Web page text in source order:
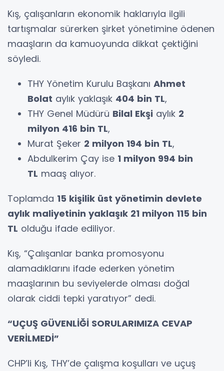
Kış, çalışanların ekonomik haklarıyla ilgili
tartışmalar sürerken şirket yönetimine ödenen
maaşların da kamuoyunda dikkat çektiğini
söyledi.
THY Yönetim Kurulu Başkanı Ahmet
Bolat aylık yaklaşık 404 bin TL,
THY Genel Müdürü Bilal Ekşi aylık 2
milyon 416 bin TL,
Murat Şeker 2 milyon 194 bin TL,
Abdulkerim Çay ise 1 milyon 994 bin
TL maaş alıyor.
Toplamda 15 kişilik üst yönetimin devlete
aylık maliyetinin yaklaşık 21 milyon 115 bin
TL olduğu ifade ediliyor.
Kış, “Çalışanlar banka promosyonu
alamadıklarını ifade ederken yönetim
maaşlarının bu seviyelerde olması doğal
olarak ciddi tepki yaratıyor” dedi.
“UÇUŞ GÜVENLİĞİ SORULARIMIZA CEVAP
VERİLMEDİ”
CHP’li Kış, THY’de çalışma koşulları ve uçuş